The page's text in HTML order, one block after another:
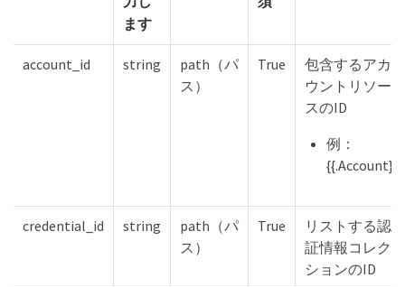
ます
account_id string
path（パ
ス）
True
包含するアカ
ウントリソー
スのID
例：
{{.Account}}
credential_id string
path（パ
ス）
True
リストする認
証情報コレク
ションのID